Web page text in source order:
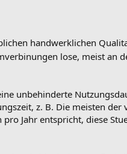
handwerklichen
lose, meist an
unbehinderte
z. B. Die meisten der
Jahr entspricht, diese